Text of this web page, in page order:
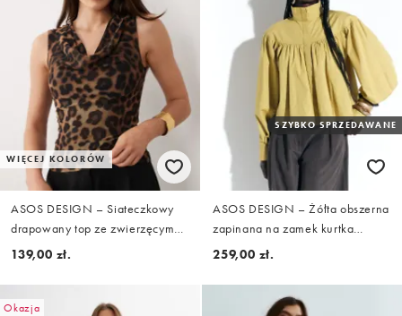
WIĘCEJ KOLORÓW
ASOS DESIGN – Siateczkowy
drapowany top ze zwierzęcym
wzorem
139,00 zł.
SZYBKO SPRZEDAWANE
ASOS DESIGN – Żółta obszerna
zapinana na zamek kurtka
koszulowa o krótkim fasonie
259,00 zł.
Okazja